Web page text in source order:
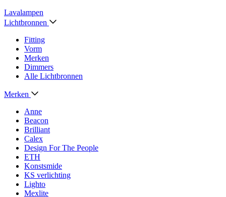
Lavalampen
Lichtbronnen
Fitting
Vorm
Merken
Dimmers
Alle Lichtbronnen
Merken
Anne
Beacon
Brilliant
Calex
Design For The People
ETH
Konstsmide
KS verlichting
Lighto
Mexlite